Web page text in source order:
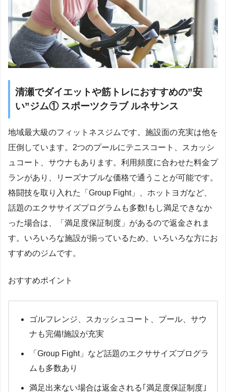
清瀬でダイエットや筋トレにおすすめの”安
い”ジム① スポーツクラブ ルネサンス
地域最大級のフィットネスジムです。施設面の充実は他を
圧倒しています。2つのプールにテニスコート、スカッシ
ュコート、サウナもあります。利用頻度に合わせた料金プ
ランがあり、リーズナブルな価格で通うことが可能です。
格闘技を取り入れた「Group Fight」、ホットヨガなど、
話題のエクササイズプログラムも多数!もし満足できなか
った場合は、「満足度保証制度」があるので返金されま
す。いろいろな施設が揃っているため、いろいろな方にお
すすめのジムです。
おすすめポイント
ゴルフレンジ、スカッシュコート、プール、サウ
ナも完備!施設が充実
「Group Fight」など話題のエクササイズプログラ
ムも多数あり
満足出来ない場合は返金される｢満足度保証制度｣